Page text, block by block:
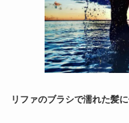
リファのブラシで濡れた髪